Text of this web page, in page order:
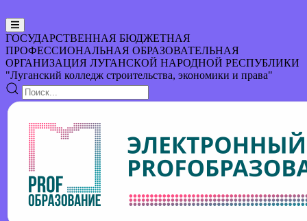
ГОСУДАРСТВЕННАЯ БЮДЖЕТНАЯ
ПРОФЕССИОНАЛЬНАЯ ОБРАЗОВАТЕЛЬНАЯ
ОРГАНИЗАЦИЯ ЛУГАНСКОЙ НАРОДНОЙ РЕСПУБЛИКИ
"Луганский колледж строительства, экономики и права"